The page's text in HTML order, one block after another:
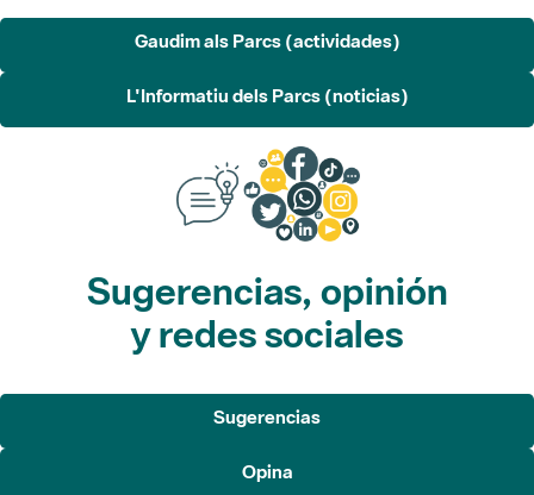
Gaudim als Parcs (actividades)
L'Informatiu dels Parcs (noticias)
Sugerencias, opinión
y redes sociales
Sugerencias
Opina